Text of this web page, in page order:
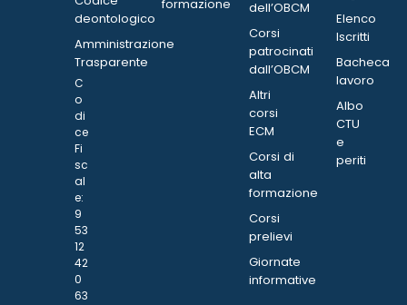
deontologico
Amministrazione
Trasparente
C
o
di
ce
Fi
sc
al
e:
9
53
12
42
0
63
formazione
dell’OBCM
Corsi
patrocinati
dall’OBCM
Altri
corsi
ECM
Corsi di
alta
formazione
Corsi
prelievi
Giornate
informative
Elenco
Iscritti
Bacheca
lavoro
Albo
CTU
e
periti